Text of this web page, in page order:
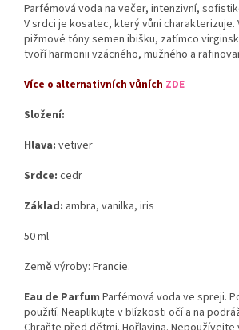
Parfémová voda na večer, intenzivní,
V srdci je kosatec, který vůni charakterizuje.
pižmové tóny semen ibišku, zatímco
tvoří harmonii vzácného, mužného a
Více o alternativních vůních ZDE
Složení:
Hlava: vetiver
Srdce: cedr
Základ: ambra, vanilka, iris
50 ml
Země výroby: Francie.
Eau de Parfum Parfémová voda ve spreji.
použití. Neaplikujte v blízkosti očí a na